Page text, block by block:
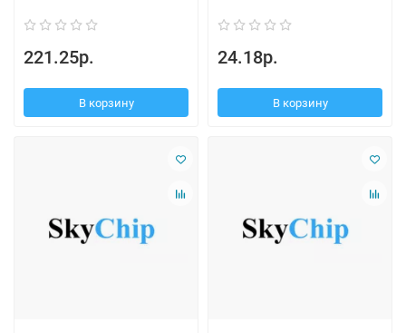
221.25р.
В корзину
24.18р.
В корзину